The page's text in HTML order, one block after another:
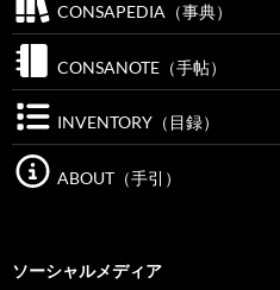
CONSAPEDIA（事典）
CONSANOTE（手帖）
INVENTORY（目録）
ABOUT（手引）
ソーシャルメディア